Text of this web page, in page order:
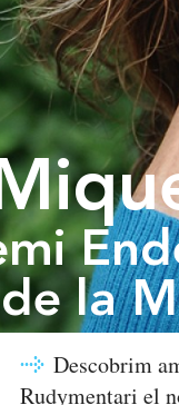
de la
Descobrim
Rudymentari el